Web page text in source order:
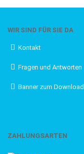
WIR SIND FÜR SIE DA
Kontakt
Fragen und Antworten
Banner zum Download
ZAHLUNGSARTEN